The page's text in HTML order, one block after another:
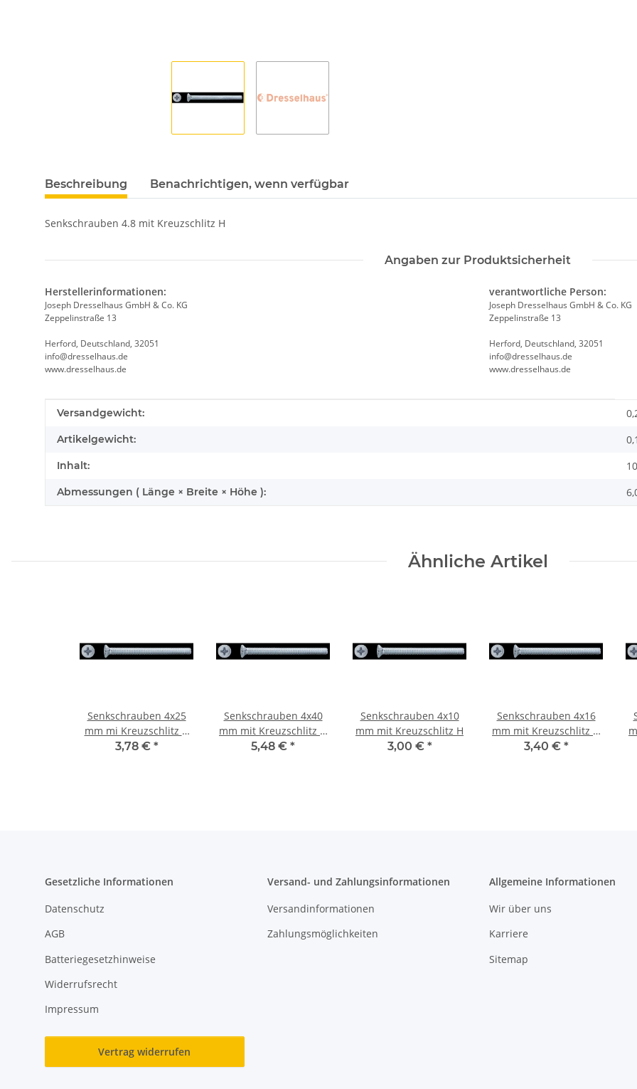
Beschreibung Benachrichtigen, wenn verfügbar
Senkschrauben 4.8 mit Kreuzschlitz H
Angaben zur Produktsicherheit
Herstellerinformationen:
Joseph Dresselhaus GmbH & Co. KG
Zeppelinstraße 13
Herford, Deutschland, 32051
info@dresselhaus.de
www.dresselhaus.de
verantwortliche Person:
Joseph Dresselhaus GmbH & Co. KG
Zeppelinstraße 13
Herford, Deutschland, 32051
info@dresselhaus.de
www.dresselhaus.de
Produkteigenschaft
Wert
Versandgewicht:
Artikelgewicht:
Inhalt:
Abmessungen ( Länge × Breite × Höhe ):
Ähnliche Artikel
Senkschrauben 4x25
mm mi Kreuzschlitz H
100 St
3,78 € *
Senkschrauben 4x40
mm mit Kreuzschlitz H
100St
5,48 € *
Senkschrauben 4x10
mm mit Kreuzschlitz H
3,00 € *
Senkschrauben 4x16
mm mit Kreuzschlitz H
100St
3,40 € *
Gesetzliche Informationen
Datenschutz
AGB
Batteriegesetzhinweise
Widerrufsrecht
Impressum
Vertrag widerrufen
Versand- und Zahlungsinformationen
Versandinformationen
Zahlungsmöglichkeiten
Allgemeine Informationen
Wir über uns
Karriere
Sitemap